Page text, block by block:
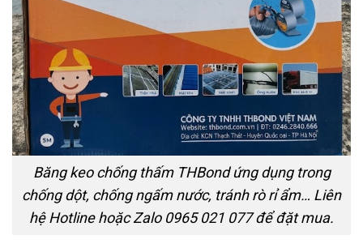
Băng keo chống thấm THBond ứng dụng trong
chống dột, chống ngấm nước, tránh rò rỉ ẩm… Liên
hệ Hotline hoặc Zalo 0965 021 077 để đặt mua.